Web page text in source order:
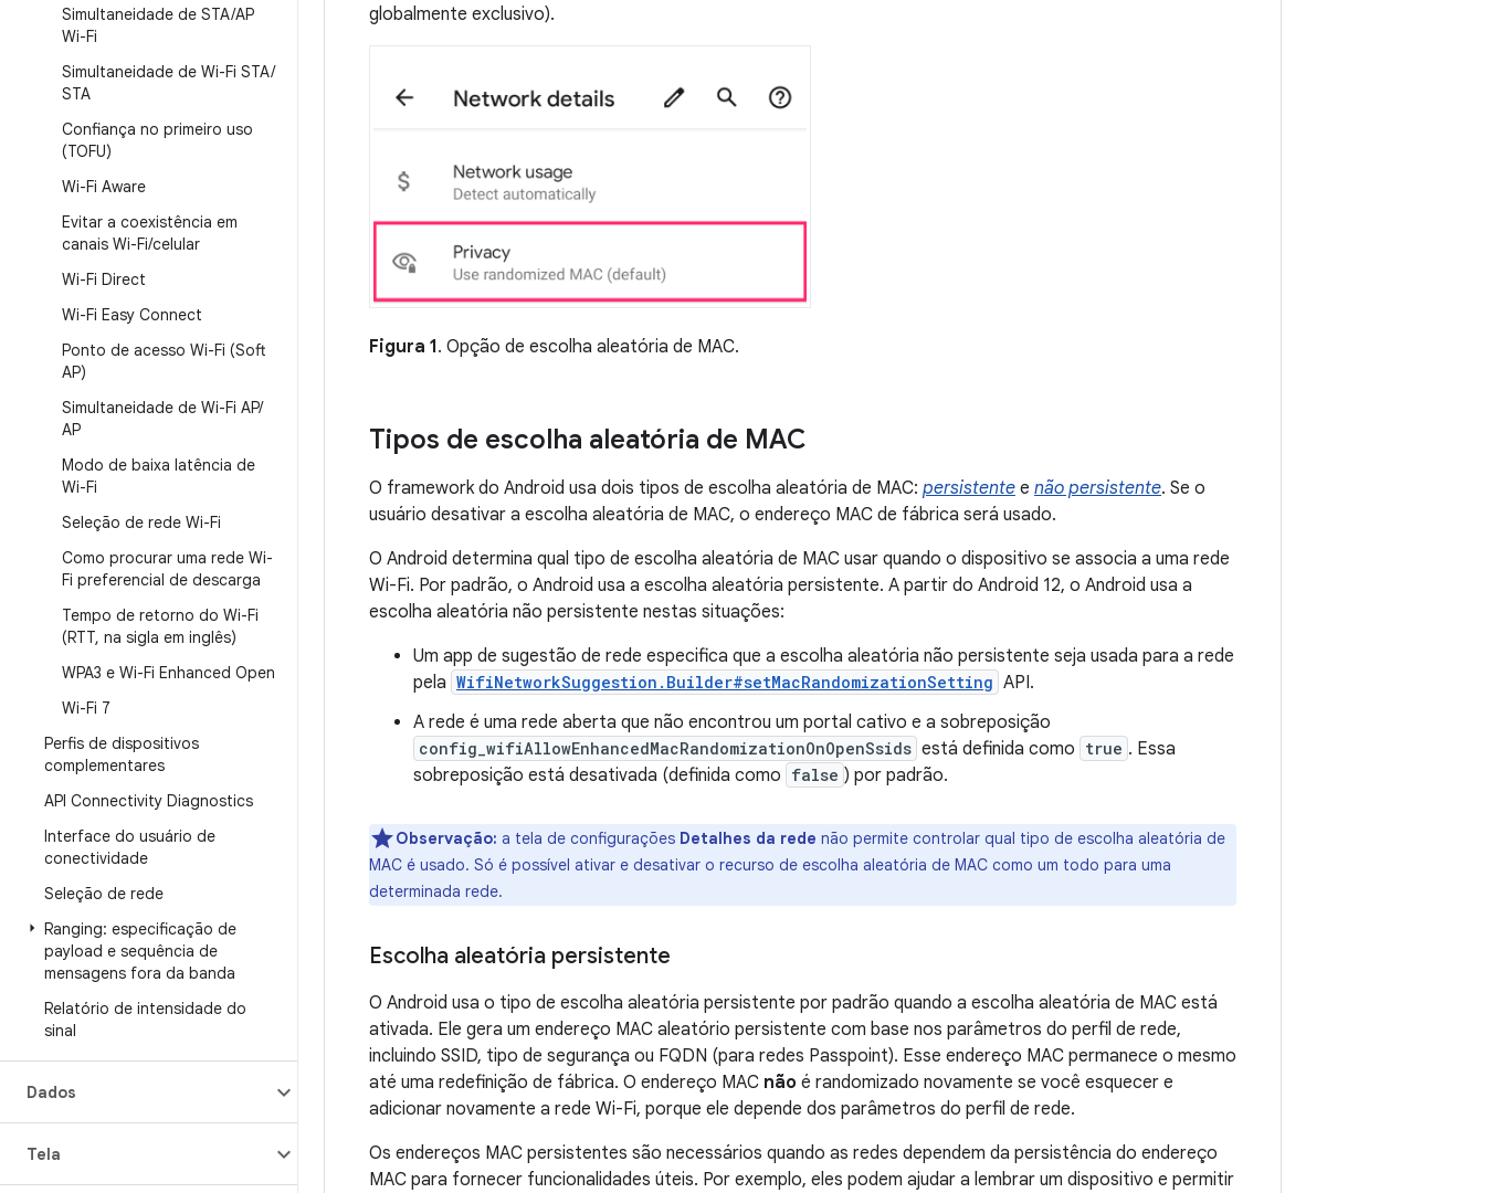
Simultaneidade de STA/AP
Wi-Fi
Simultaneidade de Wi-Fi STA/
STA
Confiança no primeiro uso
(TOFU)
Wi-Fi Aware
Evitar a coexistência em
canais Wi-Fi/celular
Wi-Fi Direct
Wi-Fi Easy Connect
Ponto de acesso Wi-Fi (Soft
AP)
Simultaneidade de Wi-Fi AP/
AP
Modo de baixa latência de
Wi-Fi
Seleção de rede Wi-Fi
Como procurar uma rede Wi-
Fi preferencial de descarga
Tempo de retorno do Wi-Fi
(RTT, na sigla em inglês)
WPA3 e Wi-Fi Enhanced Open
Wi-Fi 7
Perfis de dispositivos
complementares
API Connectivity Diagnostics
Interface do usuário de
conectividade
Seleção de rede
Ranging: especificação de
payload e sequência de
mensagens fora da banda
Relatório de intensidade do
sinal
Dados
Tela
globalmente exclusivo).
Figura 1. Opção de escolha aleatória de MAC.
Tipos de escolha aleatória de MAC
O framework do Android usa dois tipos de escolha aleatória de MAC: persistente e não persistente. Se o
usuário desativar a escolha aleatória de MAC, o endereço MAC de fábrica será usado.
O Android determina qual tipo de escolha aleatória de MAC usar quando o dispositivo se associa a uma rede
Wi-Fi. Por padrão, o Android usa a escolha aleatória persistente. A partir do Android 12, o Android usa a
escolha aleatória não persistente nestas situações:
Um app de sugestão de rede especifica que a escolha aleatória não persistente seja usada para a rede
pela WifiNetworkSuggestion.Builder#setMacRandomizationSetting API.
A rede é uma rede aberta que não encontrou um portal cativo e a sobreposição
config_wifiAllowEnhancedMacRandomizationOnOpenSsids está definida como true . Essa
sobreposição está desativada (definida como false ) por padrão.
Observação: a tela de configurações Detalhes da rede não permite controlar qual tipo de escolha aleatória de
MAC é usado. Só é possível ativar e desativar o recurso de escolha aleatória de MAC como um todo para uma
determinada rede.
Escolha aleatória persistente
O Android usa o tipo de escolha aleatória persistente por padrão quando a escolha aleatória de MAC está
ativada. Ele gera um endereço MAC aleatório persistente com base nos parâmetros do perfil de rede,
incluindo SSID, tipo de segurança ou FQDN (para redes Passpoint). Esse endereço MAC permanece o mesmo
até uma redefinição de fábrica. O endereço MAC não é randomizado novamente se você esquecer e
adicionar novamente a rede Wi-Fi, porque ele depende dos parâmetros do perfil de rede.
Os endereços MAC persistentes são necessários quando as redes dependem da persistência do endereço
MAC para fornecer funcionalidades úteis. Por exemplo, eles podem ajudar a lembrar um dispositivo e permitir